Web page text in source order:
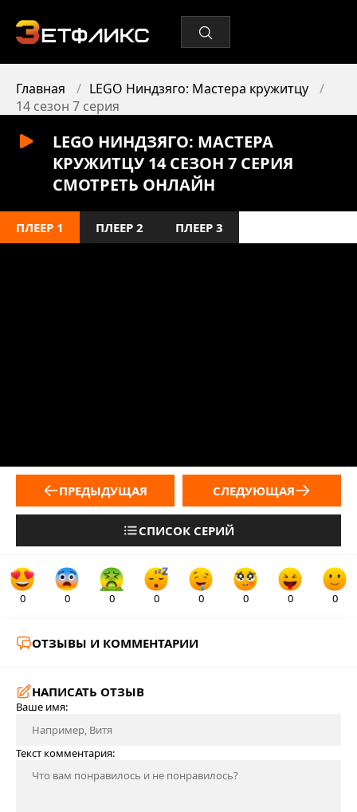
Главная
LEGO Ниндзяго: Мастера кружитцу
14 сезон 7 серия
LEGO НИНДЗЯГО: МАСТЕРА
КРУЖИТЦУ 14 СЕЗОН 7 СЕРИЯ
СМОТРЕТЬ ОНЛАЙН
ПЛЕЕР 1 ПЛЕЕР 2 ПЛЕЕР 3
ПРЕДЫДУЩАЯ
СПИСОК СЕРИЙ
СЛЕДУЮЩАЯ
0 0 0 0 0 0 0 0
ОТЗЫВЫ И КОММЕНТАРИИ
НАПИСАТЬ ОТЗЫВ
Ваше имя:
Текст комментария: